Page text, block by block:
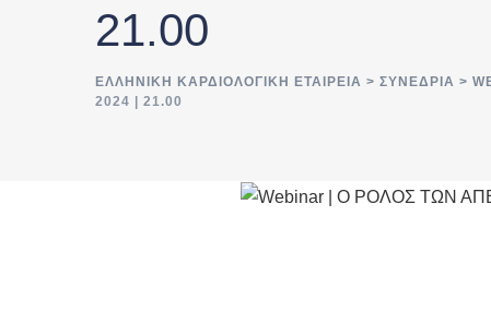
21.00
ΕΛΛΗΝΙΚΉ ΚΑΡΔΙΟΛΟΓΙΚΉ ΕΤΑΙΡΕΊΑ > ΣΥΝΈΔΡΙΑ >
2024 | 21.00